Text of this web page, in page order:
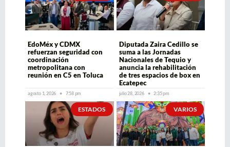
EdoMéx y CDMX
refuerzan seguridad con
coordinación
metropolitana con
reunión en C5 en Toluca
agosto 1, 2026 7:58 pm
Diputada Zaira Cedillo se
suma a las Jornadas
Nacionales de Tequio y
anuncia la rehabilitación
de tres espacios de box en
Ecatepec
julio 28, 2026 2:35 pm
ESTADOS VARIOS